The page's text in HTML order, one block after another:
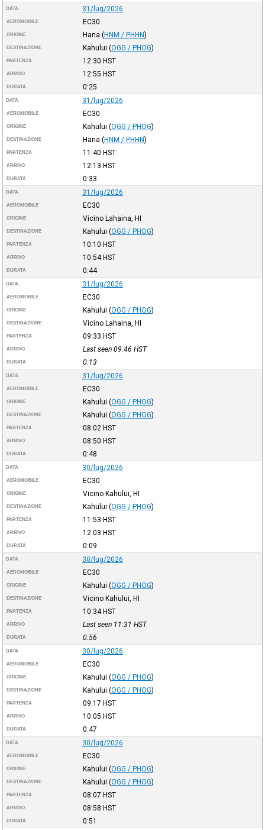
DATA 31/lug/2026
AEROMOBILE EC30
ORIGINE Hana (HNM / PHHN)
DESTINAZIONE Kahului (OGG / PHOG)
PARTENZA 12:30 HST
ARRIVO 12:55 HST
DURATA 0:25
DATA 31/lug/2026
AEROMOBILE EC30
ORIGINE Kahului (OGG / PHOG)
DESTINAZIONE Hana (HNM / PHHN)
PARTENZA 11:40 HST
ARRIVO 12:13 HST
DURATA 0:33
DATA 31/lug/2026
AEROMOBILE EC30
ORIGINE Vicino Lahaina, HI
DESTINAZIONE Kahului (OGG / PHOG)
PARTENZA 10:10 HST
ARRIVO 10:54HST
DURATA 0:44
DATA 31/lug/2026
AEROMOBILE EC30
ORIGINE Kahului (OGG / PHOG)
DESTINAZIONE Vicino Lahaina, HI
PARTENZA 09:33 HST
ARRIVO Last seen 09:46 HST
DURATA 0:13
DATA 31/lug/2026
AEROMOBILE EC30
ORIGINE Kahului (OGG / PHOG)
DESTINAZIONE Kahului (OGG / PHOG)
PARTENZA 08:02 HST
ARRIVO 08:50 HST
DURATA 0:48
DATA 30/lug/2026
AEROMOBILE EC30
ORIGINE Vicino Kahului, HI
DESTINAZIONE Kahului (OGG / PHOG)
PARTENZA 11:53 HST
ARRIVO 12:03 HST
DURATA 0:09
DATA 30/lug/2026
AEROMOBILE EC30
ORIGINE Kahului (OGG / PHOG)
DESTINAZIONE Vicino Kahului, HI
PARTENZA 10:34HST
ARRIVO Last seen 11:31 HST
DURATA 0:56
DATA 30/lug/2026
AEROMOBILE EC30
ORIGINE Kahului (OGG / PHOG)
DESTINAZIONE Kahului (OGG / PHOG)
PARTENZA 09:17 HST
ARRIVO 10:05 HST
DURATA 0:47
DATA 30/lug/2026
AEROMOBILE EC30
ORIGINE Kahului (OGG / PHOG)
DESTINAZIONE Kahului (OGG / PHOG)
PARTENZA 08:07 HST
ARRIVO 08:58 HST
DURATA 0:51